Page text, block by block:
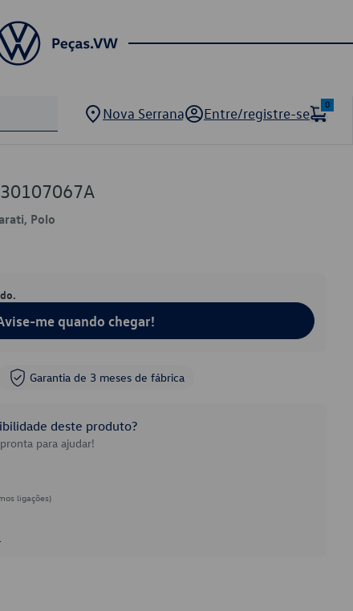
Nova Serrana Entre/registre-se
0
Polo
me quando chegar!
Garantia de 3 meses de fábrica
deste produto?
para ajudar!
ligações)